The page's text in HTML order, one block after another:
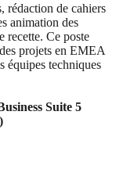
rédaction de cahiers
animation des
recette. Ce poste
projets en EMEA
équipes techniques
Suite 5